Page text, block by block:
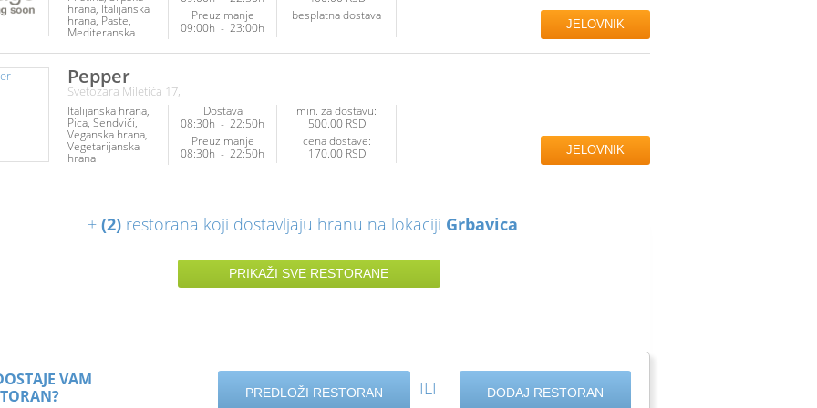
hrana Italijanska
hrana Paste
Mediteranska
Palačinke Napici
Preuzimanje
09:00h - 23:00h
besplatna dostava
JELOVNIK
Pepper
Svetozara Miletića 17,
Italijanska hrana
Pica Sendviči
Veganska hrana
Vegetarijanska
hrana
Dostava
08:30h - 22:50h
Preuzimanje
08:30h - 22:50h
min. za dostavu:
500.00 RSD
cena dostave:
170.00 RSD
JELOVNIK
+ (2)restorana koji dostavljaju hranu na lokaciji Grbavica
PRIKAŽI SVE RESTORANE
VAM
DODAJ RESTORAN
ILI
PREDLOŽI RESTORAN